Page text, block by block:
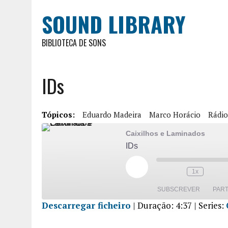
SOUND LIBRARY
BIBLIOTECA DE SONS
IDs
Tópicos: Eduardo Madeira Marco Horácio
Caixilhos e Laminados
IDs
1x
SUBSCREVER
Descarregar ficheiro | Duração: 4:37 | Series: